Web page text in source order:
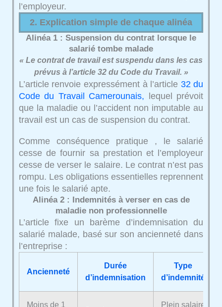
l’employeur.
2. Explication simple de chaque alinéa
Alinéa 1 : Suspension du contrat lorsque le
salarié tombe malade
« Le contrat de travail est suspendu dans les cas
prévus à l’article 32 du Code du Travail. »
L’article renvoie expressément à l’article 32 du
Code du Travail Camerounais, lequel prévoit
que la maladie ou l’accident non imputable au
travail est un cas de suspension du contrat.
Comme conséquence pratique , le salarié
cesse de fournir sa prestation et l’employeur
cesse de verser le salaire. Le contrat n’est pas
rompu. Les obligations essentielles reprennent
une fois le salarié apte.
Alinéa 2 : Indemnités à verser en cas de
maladie non professionnelle
L’article fixe un barème d’indemnisation du
salarié malade, basé sur son ancienneté dans
l’entreprise :
Ancienneté
Durée
d’indemnisation
Type
d’indemnité
Moins de 1
Plein salaire